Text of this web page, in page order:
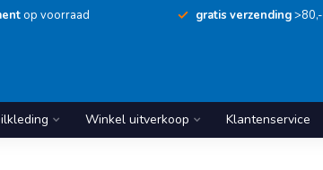
op voorraad gratis verzending>80,-
Winkel uitverkoop Klantenservice